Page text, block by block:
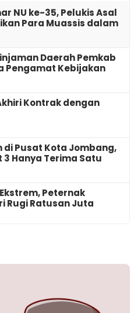
NU ke-35, Pelukis Asal
Para Muassis dalam
Daerah Pemkab
Pengamat Kebijakan
Kontrak dengan
di Pusat Kota Jombang,
3 Hanya Terima Satu
Peternak
Rugi Ratusan Juta